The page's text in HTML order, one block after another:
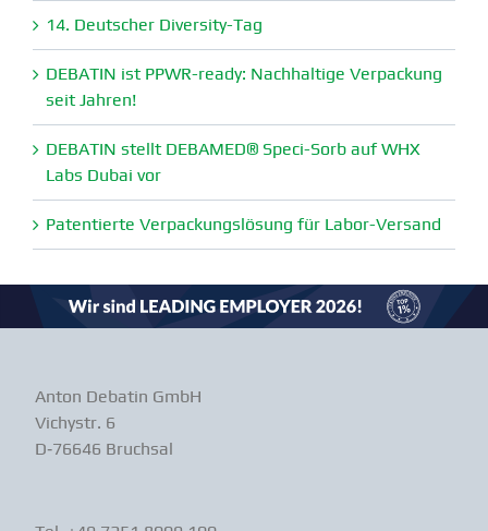
14. Deutscher Diversity-Tag
DEBATIN ist PPWR-ready: Nachhaltige Verpa­ckung
seit Jahren!
DEBATIN stellt DEBAMED® Speci-Sorb auf WHX
Labs Dubai vor
Paten­tierte Verpa­ckungs­lösung für Labor-Versand
Anton Debatin GmbH
Vichystr. 6
D‑76646 Bruchsal